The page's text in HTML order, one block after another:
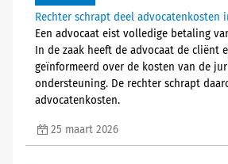
Rechter schrapt deel advocatenkosten
Een advocaat eist volledige betaling
In de zaak heeft de advocaat de cliënt
geïnformeerd over de kosten van de
ondersteuning. De rechter schrapt
advocatenkosten.
25 maart 2026